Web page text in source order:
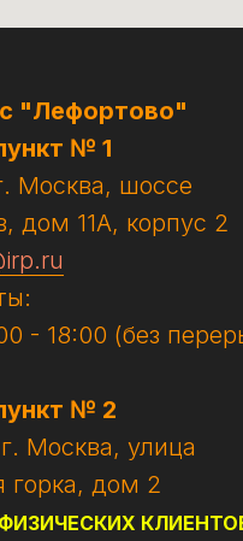
"Лефортово"
№ 1
Москва, шоссе
дом 11А, корпус 2
- 18:00 (без
№ 2
Москва, улица
горка, дом 2